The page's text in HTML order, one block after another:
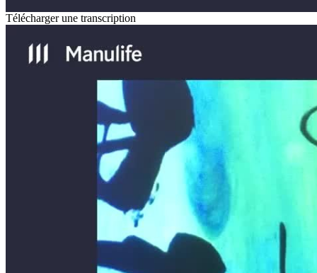
Télécharger une transcription